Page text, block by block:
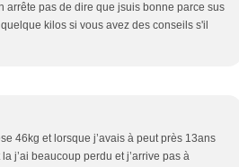
arrête pas de dire que jsuis bonne parce sus
kilos si vous avez des conseils s'il
46kg et lorsque j’avais à peut près 13ans
j’ai beaucoup perdu et j’arrive pas à